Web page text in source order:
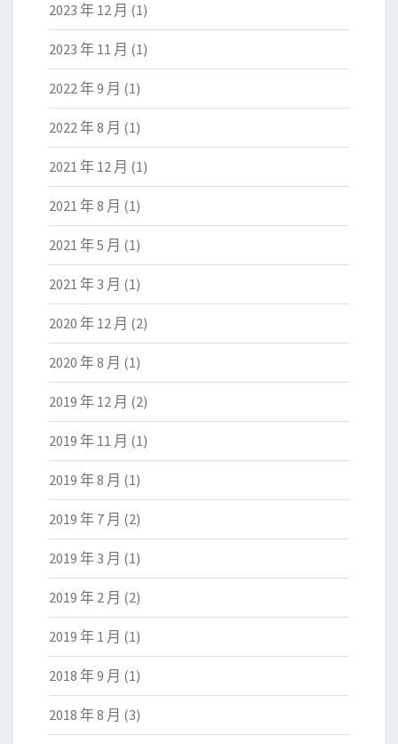
2023 年 12 月 (1)
2023 年 11 月 (1)
2022 年 9 月 (1)
2022 年 8 月 (1)
2021 年 12 月 (1)
2021 年 8 月 (1)
2021 年 5 月 (1)
2021 年 3 月 (1)
2020 年 12 月 (2)
2020 年 8 月 (1)
2019 年 12 月 (2)
2019 年 11 月 (1)
2019 年 8 月 (1)
2019 年 7 月 (2)
2019 年 3 月 (1)
2019 年 2 月 (2)
2019 年 1 月 (1)
2018 年 9 月 (1)
2018 年 8 月 (3)